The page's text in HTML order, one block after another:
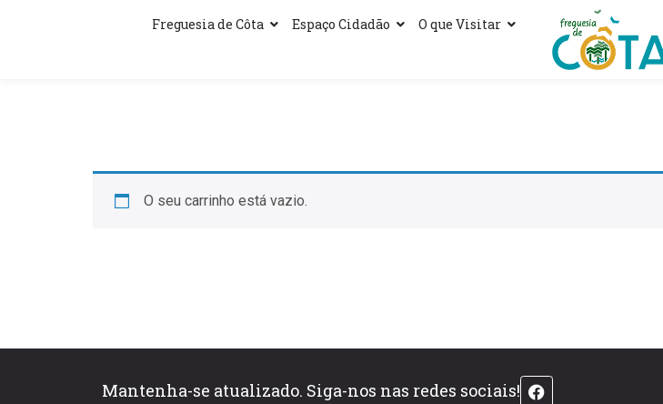
Freguesia de Côta Espaço Cidadão O que Visitar
O seu carrinho está vazio.
Mantenha-se atualizado. Siga-nos nas redes sociais!